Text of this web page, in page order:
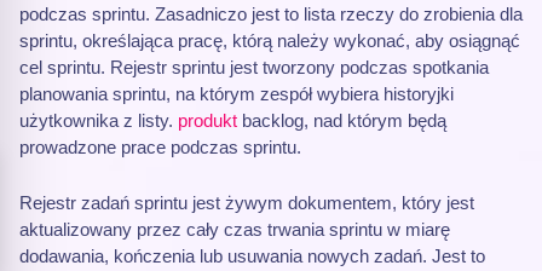
podczas sprintu. Zasadniczo jest to lista rzeczy do zrobienia dla
sprintu, określająca pracę, którą należy wykonać, aby osiągnąć
cel sprintu. Rejestr sprintu jest tworzony podczas spotkania
planowania sprintu, na którym zespół wybiera historyjki
użytkownika z listy. produkt backlog, nad którym będą
prowadzone prace podczas sprintu.
Rejestr zadań sprintu jest żywym dokumentem, który jest
aktualizowany przez cały czas trwania sprintu w miarę
dodawania, kończenia lub usuwania nowych zadań. Jest to